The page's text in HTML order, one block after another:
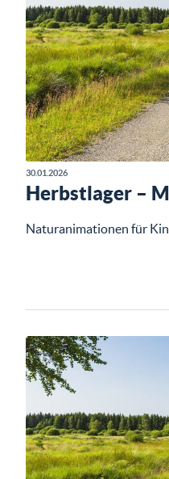
30.01.2026
Herbstlager –
Naturanimationen für